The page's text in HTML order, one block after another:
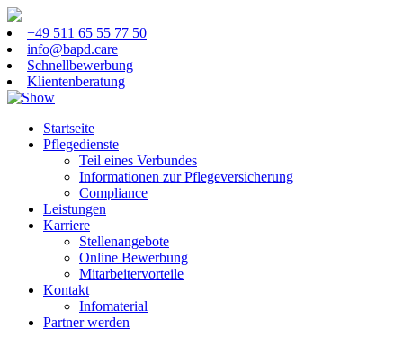
+49 511 65 55 77 50
info@bapd.care
Schnellbewerbung
Klientenberatung
Startseite
Pflegedienste
Teil eines Verbundes
Informationen zur Pflegeversicherung
Compliance
Leistungen
Karriere
Stellenangebote
Online Bewerbung
Mitarbeitervorteile
Kontakt
Infomaterial
Partner werden